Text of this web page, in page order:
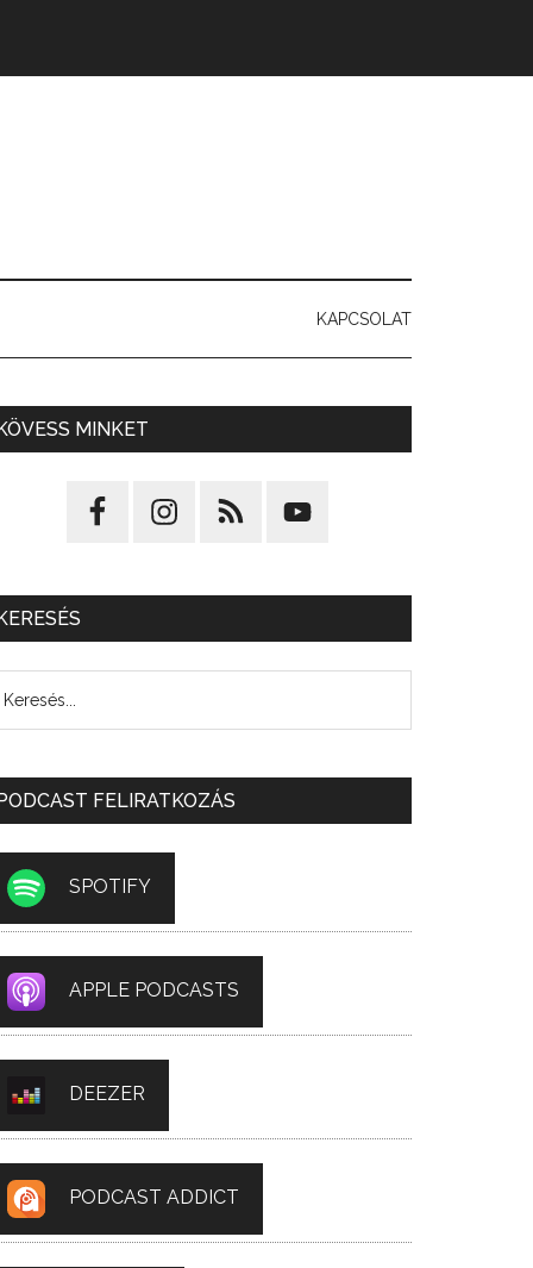
KAPCSOLAT
MINKET
FELIRATKOZÁS
SPOTIFY
APPLE PODCASTS
DEEZER
PODCAST ADDICT